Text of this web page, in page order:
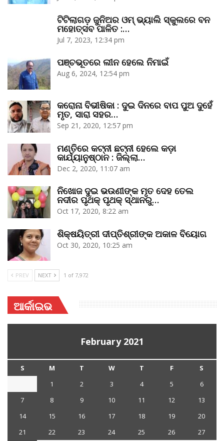
ଟିଟିଲାଗଡ଼ ଜୁନିଅର ଓମ୍‌ ଭ୍ୟାଲି ସ୍କୁଲରେ ବନ
ମହୋତ୍ସବ ପାଳିତ :…
Jul 7, 2023, 12:34 pm
ପଞ୍ଚଭୂତରେ ଲୀନ ହେଲେ ନିମାଇଁ
Aug 6, 2024, 12:54 pm
କରୋନା ବିଭୀଷିକା : ଦୁଇ ଦିନରେ ବାପ ପୁଅ ଦୁହେଁ
ମୃତ, ସାରା ସହର…
Sep 21, 2020, 12:57 pm
ମଣ୍ତିରେ କଟ୍‌ନୀ ଛଟ୍‌ନୀ ହେଲେ କଡ଼ା
କାର୍ଯ୍ୟାନୁଷ୍ଠାନ : ଜିଲ୍ଲା…
Dec 2, 2020, 11:07 am
ନିଖୋଜ ଦୁଇ ଭଉଣୀଙ୍କ ମୃତ ଦେହ ତେଲ
ନଦୀର ପୃଥକ୍‌ ପୃଥକ୍‌ ସ୍ଥାନରୁ…
Oct 17, 2020, 8:22 am
ଶିକ୍ଷୟିତ୍ରୀ ଦୀପ୍ତିଶ୍ରୀଙ୍କ ଅକାଳ ବିୟୋଗ
Oct 30, 2020, 10:25 am
PREV NEXT 1 of 7,972
ଆର୍କାଇଭ
February 2021
S M T W T F
S
1
2 3 4 5
6
7
8 9 10 11 12
13
14
15 16 17 18 19
20
21
22 23 24 25 26 27